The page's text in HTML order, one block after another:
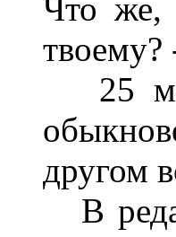
Что же,
твоему?
25
другом
В